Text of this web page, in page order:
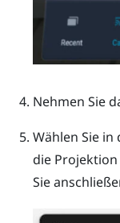
Nehmen Sie
Wählen Sie in
die
Sie